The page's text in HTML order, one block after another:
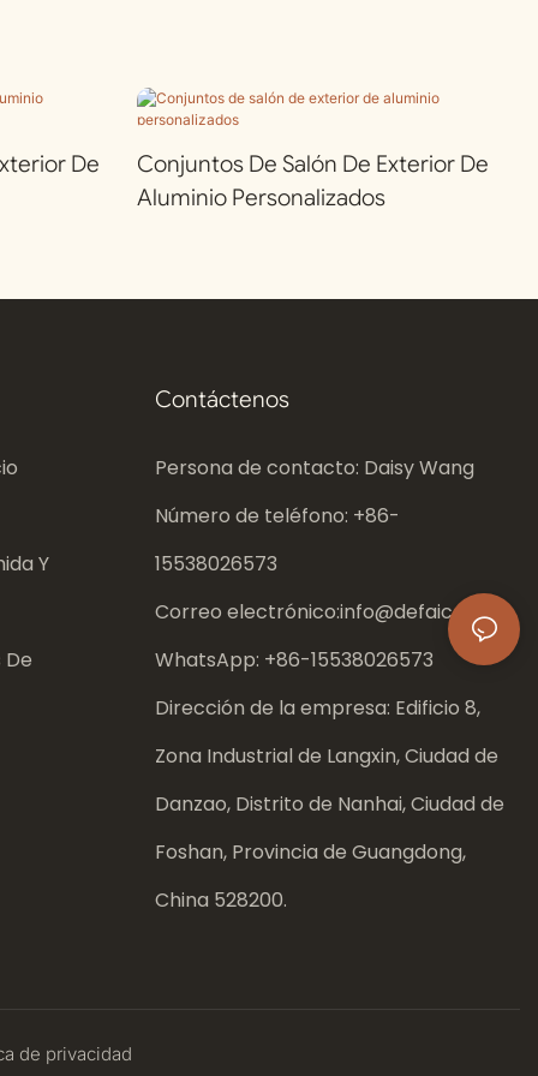
De
Conjuntos De Salón De Exterior De
Aluminio Personalizados
Y
De
Contáctenos
Persona de contacto: Daisy Wang
Número de teléfono: +86-
15538026573
Correo electrónico:info@defaico.com
WhatsApp: +86-15538026573
Dirección de la empresa: Edificio 8,
Zona Industrial de Langxin, Ciudad de
Danzao, Distrito de Nanhai, Ciudad de
Foshan, Provincia de Guangdong,
China 528200.
de privacidad